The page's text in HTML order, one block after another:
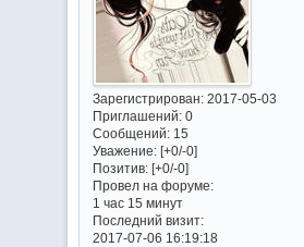
Зарегистрирован: 2017-05-03
Приглашений:0
Сообщений:15
Уважение: [+0/-0]
Позитив: [+0/-0]
Провел на форуме:
1 час 15 минут
Последний визит:
2017-07-06 16:19:18